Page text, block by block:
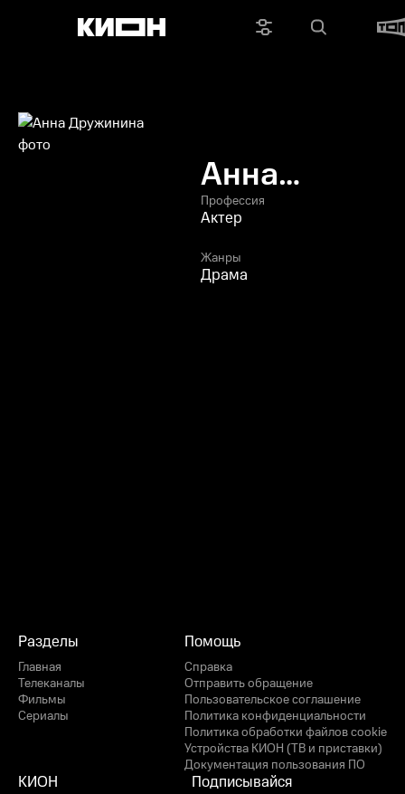
Анна
Дружинина
Профессия
Актер
Жанры
Драма
Разделы
Главная
Телеканалы
Фильмы
Сериалы
Помощь
Справка
Отправить обращение
Пользовательское соглашение
Политика конфиденциальности
Политика обработки файлов cookie
Устройства КИОН (ТВ и приставки)
Документация пользования ПО
КИОН Подписывайся